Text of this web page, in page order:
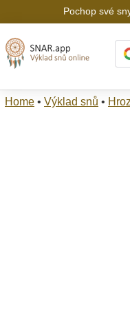
Pochop své
Home • Výklad snů •